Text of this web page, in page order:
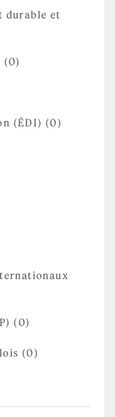
durable et
(0)
(ÉDI) (0)
(0)
(0)